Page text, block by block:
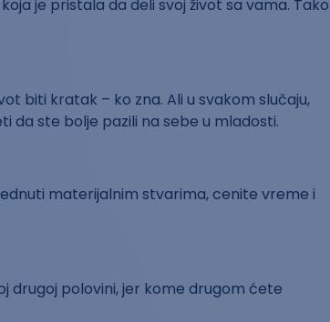
je pristala da deli svoj život sa vama. Tako
biti kratak – ko zna. Ali u svakom slučaju,
da ste bolje pazili na sebe u mladosti.
materijalnim stvarima, cenite vreme i
drugoj polovini, jer kome drugom ćete